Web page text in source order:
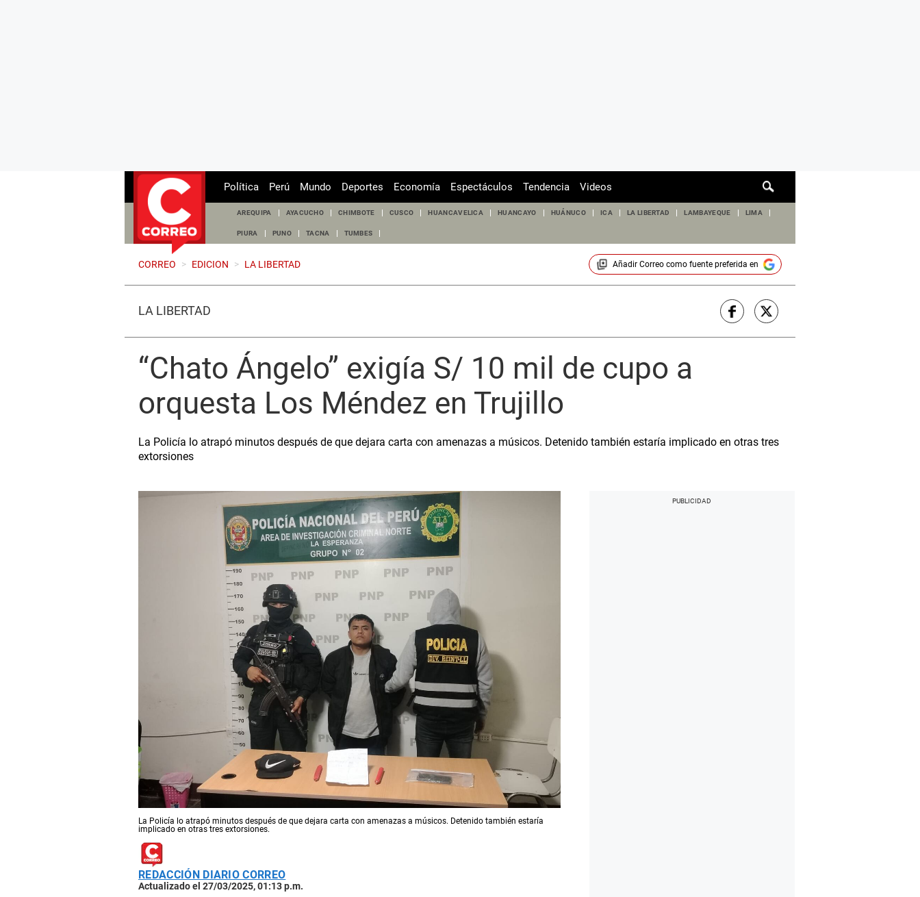
de
Política Perú Mundo Deportes Economía Espectáculos Tendencia Videos
AREQUIPA AYACUCHO CHIMBOTE CUSCO HUANCAVELICA HUANCAYO HUÁNUCO ICA LA LIBERTAD LAMBAYEQUE LIMA
PIURA PUNO TACNA TUMBES
CORREO > EDICION > LA LIBERTAD Añadir Correocomo fuente preferida en
LA LIBERTAD
“Chato Ángelo” exigía S/ 10 mil de cupo a
orquesta Los Méndez en Trujillo
La Policía lo atrapó minutos después de que dejara carta con amenazas a músicos. Detenido también estaría implicado en otras tres
extorsiones
La Policía lo atrapó minutos después de que dejara carta con amenazas a músicos. Detenido también estaría
implicado en otras tres extorsiones.
REDACCIÓN DIARIO CORREO
Actualizado el 27/03/2025, 01:13 p.m.